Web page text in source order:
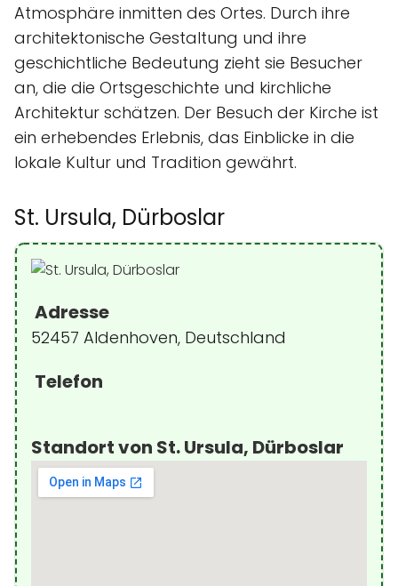
Atmosphäre inmitten des Ortes. Durch ihre
architektonische Gestaltung und ihre
geschichtliche Bedeutung zieht sie Besucher
an, die die Ortsgeschichte und kirchliche
Architektur schätzen. Der Besuch der Kirche ist
ein erhebendes Erlebnis, das Einblicke in die
lokale Kultur und Tradition gewährt.
St. Ursula, Dürboslar
Adresse
52457 Aldenhoven, Deutschland
Telefon
Standort von St. Ursula, Dürboslar